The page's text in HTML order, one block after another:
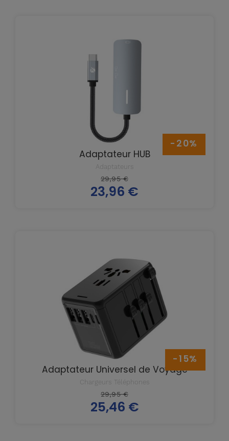
Adaptateur HUB
Adaptateurs
Prix
de
base
29,95 €
Prix
23,96 €
-20%
Adaptateur Universel de Voyage
Chargeurs Téléphones
Prix
de
base
29,95 €
Prix
25,46 €
-15%